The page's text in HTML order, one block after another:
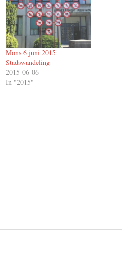
Mons 6 juni 2015
Stadswandeling
2015-06-06
In "2015"